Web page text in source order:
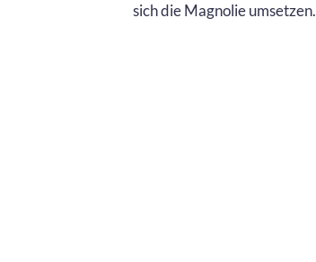
sich die Magnolie umsetzen.